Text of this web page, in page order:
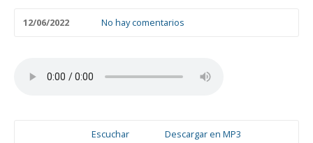
12/06/2022 No hay comentarios
Escuchar
Descargar en MP3